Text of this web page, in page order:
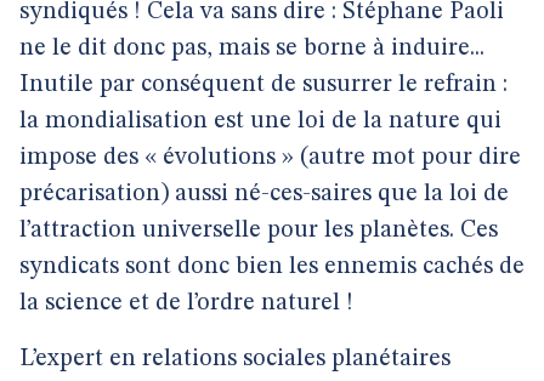
syndiqués ! Cela va sans dire : Stéphane Paoli
ne le dit donc pas, mais se borne à induire...
Inutile par conséquent de susurrer le refrain :
la mondialisation est une loi de la nature qui
impose des « évolutions » (autre mot pour dire
précarisation) aussi né-ces-saires que la loi de
l’attraction universelle pour les planètes. Ces
syndicats sont donc bien les ennemis cachés de
la science et de l’ordre naturel !
L’expert en relations sociales planétaires